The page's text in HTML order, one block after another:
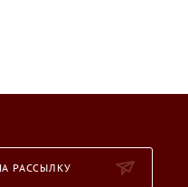
РАССЫЛКУ